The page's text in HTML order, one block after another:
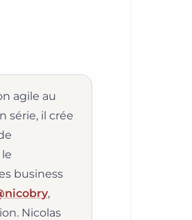
agile au
série, il crée
business
,
Nicolas